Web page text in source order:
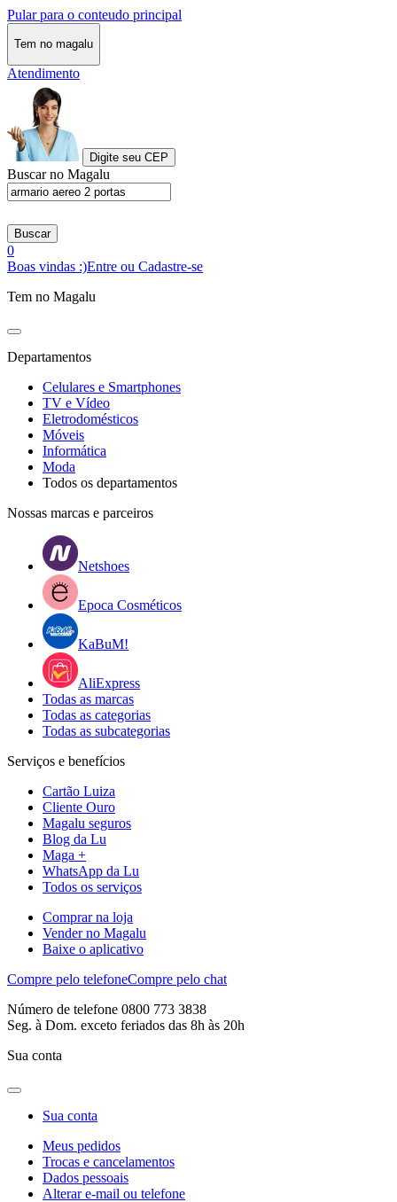
Pular para o conteudo principal
Tem no magalu
Atendimento
Digite seu CEP
Buscar no Magalu
Buscar
0
Boas vindas :)Entre ou Cadastre-se
Tem no Magalu
Departamentos
Celulares e Smartphones
TV e Vídeo
Eletrodomésticos
Móveis
Informática
Moda
Todos os departamentos
Nossas marcas e parceiros
Netshoes
Epoca Cosméticos
KaBuM!
AliExpress
Todas as marcas
Todas as categorias
Todas as subcategorias
Serviços e benefícios
Cartão Luiza
Cliente Ouro
Magalu seguros
Blog da Lu
Maga +
WhatsApp da Lu
Todos os serviços
Comprar na loja
Vender no Magalu
Baixe o aplicativo
Compre pelo telefoneCompre pelo chat
Número de telefone 0800 773 3838
Seg. à Dom. exceto feriados das 8h às 20h
Sua conta
Sua conta
Meus pedidos
Trocas e cancelamentos
Dados pessoais
Alterar e-mail ou telefone